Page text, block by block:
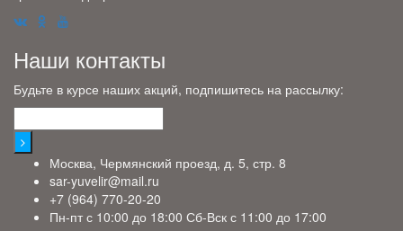
Наши контакты
Будьте в курсе наших акций, подпишитесь на рассылку:
Москва, Чермянский проезд, д. 5, стр. 8
sar-yuvelir@mail.ru
+7 (964) 770-20-20
Пн-пт с 10:00 до 18:00 Сб-Вск с 11:00 до 17:00